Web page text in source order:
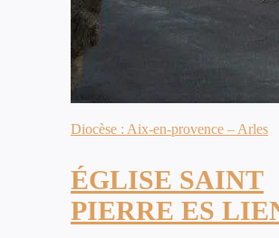
Diocèse : Aix-en-provence – Arles
ÉGLISE SAINT
PIERRE ES